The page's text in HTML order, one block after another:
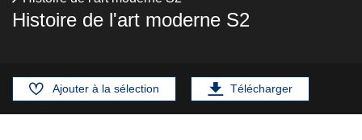
Histoire de l'art moderne S2
Ajouter à la sélection Télécharger